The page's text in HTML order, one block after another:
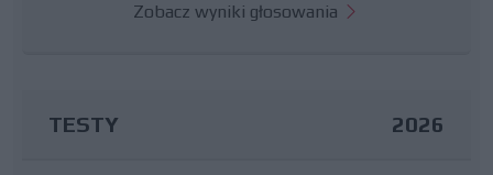
Zobacz wyniki głosowania
TESTY 2026